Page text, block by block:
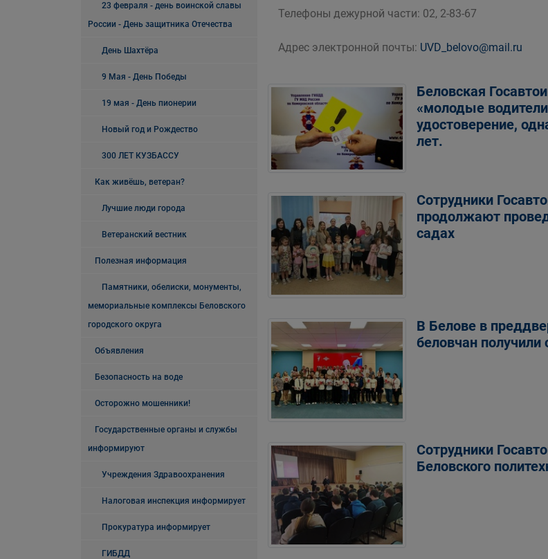
23 февраля - день воинской славы
России - День защитника Отечества
День Шахтёра
9 Мая - День Победы
19 мая - День пионерии
Новый год и Рождество
300 ЛЕТ КУЗБАССУ
Как живёшь, ветеран?
Лучшие люди города
Ветеранский вестник
Полезная информация
Памятники, обелиски, монументы,
мемориальные комплексы Беловского
городского округа
Объявления
Безопасность на воде
Осторожно мошенники!
Государственные органы и службы
информируют
Учреждения Здравоохранения
Налоговая инспекция информирует
Прокуратура информирует
ГИБДД
Телефоны дежурной части: 02, 2-83-67
Адрес электронной почты: UVD_belovo@mail.ru
Беловская
«молодые
удостоверение,
лет.
Сотрудники
продолжают
садах
В Белове в
беловчан
Сотрудники
Беловского